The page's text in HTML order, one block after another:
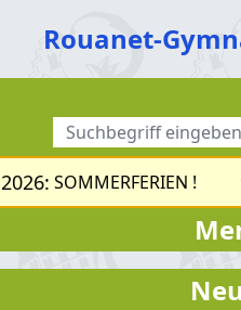
Rouanet-
SOMMERFERIEN !